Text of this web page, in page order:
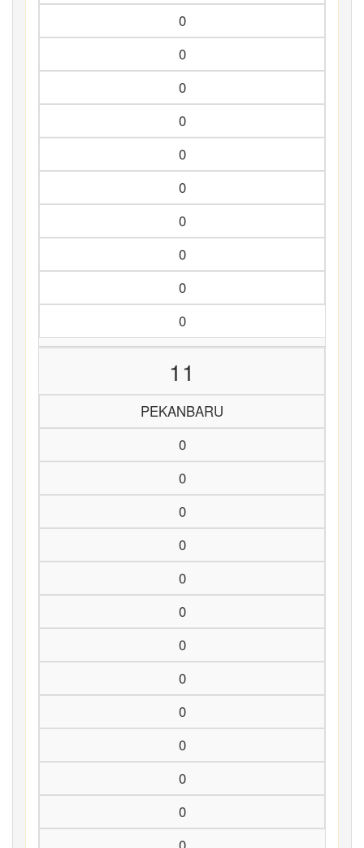
0
0
0
0
0
0
0
0
0
0
11
PEKANBARU
0
0
0
0
0
0
0
0
0
0
0
0